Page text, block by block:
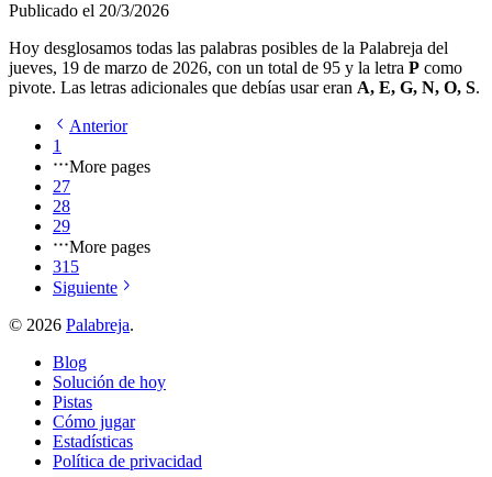
Publicado el 20/3/2026
Hoy desglosamos todas las palabras posibles de la Palabreja del
jueves, 19 de marzo de 2026, con un total de 95 y la letra P como
pivote. Las letras adicionales que debías usar eran A, E, G, N, O, S.
Anterior
1
More pages
27
28
29
More pages
315
Siguiente
© 2026 Palabreja.
Blog
Solución de hoy
Pistas
Cómo jugar
Estadísticas
Política de privacidad